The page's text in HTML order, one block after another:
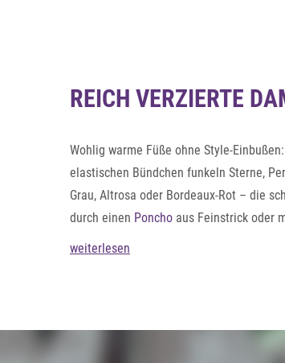
REICH VERZIERTE
Wohlig warme Füße ohne Style-
elastischen Bündchen funkeln Sterne,
Grau, Altrosa oder Bordeaux-Rot – die
durch einen Poncho aus Feinstrick oder
schönen Mustern.
weiterlesen